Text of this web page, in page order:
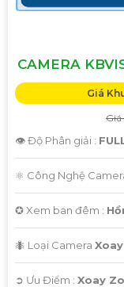
CAMERA
Giá
Giá
👁 Độ Phân giải :
⚛️ Công Nghệ
✪ Xem ban đêm :
🐜 Loại Camera
️➲ Ưu Điểm : Xoay